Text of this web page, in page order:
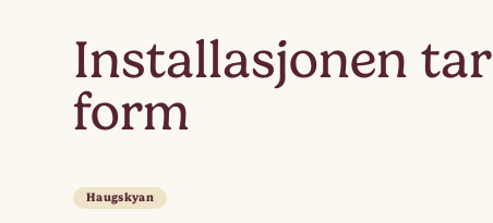
Installasjonen tar
form
Haugskyan